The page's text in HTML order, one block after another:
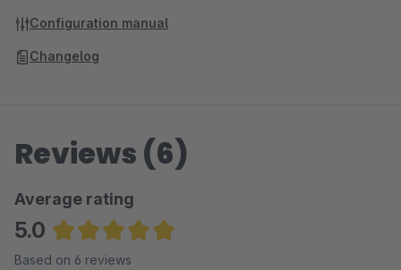
Configuration manual
Changelog
Reviews (6)
Average rating
5.0
Average rating of 5 out of 5 stars
Based on 6 reviews